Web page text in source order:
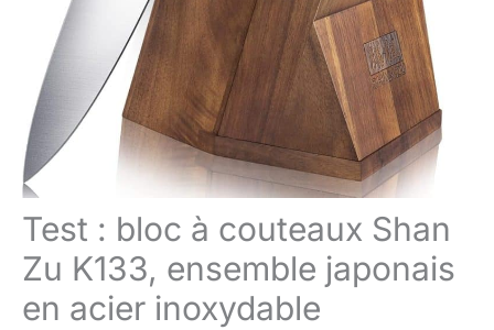
Test : bloc à couteaux Shan
Zu K133, ensemble japonais
en acier inoxydable